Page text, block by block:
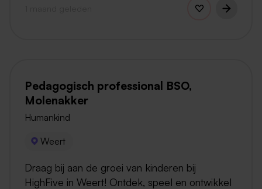
Pedagogisch professional BSO,
Molenakker
Humankind
Weert
Draag bij aan de groei van kinderen bij
HighFive in Weert! Ontdek, speel en ontwikkel